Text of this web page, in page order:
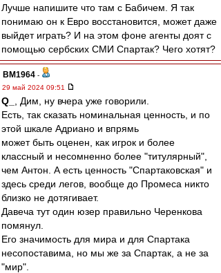
Лучше напишите что там с Бабичем. Я так
понимаю он к Евро восстановится, может даже
выйдет играть? И на этом фоне агенты доят с
помощью сербских СМИ Спартак? Чего хотят?
BM1964 -
29 май 2024 09:51
Q_
, Дим, ну вчера уже говорили.
Есть, так сказать номинальная ценность, и по
этой шкале Адриано и впрямь
может быть оценен, как игрок и более
классный и несомненно более "титулярный",
чем Антон. А есть ценность "Спартаковская" и
здесь среди легов, вообще до Промеса никто
близко не дотягивает.
Давеча тут один юзер правильно Черенкова
помянул.
Его значимость для мира и для Спартака
несопоставима, но мы же за Спартак, а не за
"мир".